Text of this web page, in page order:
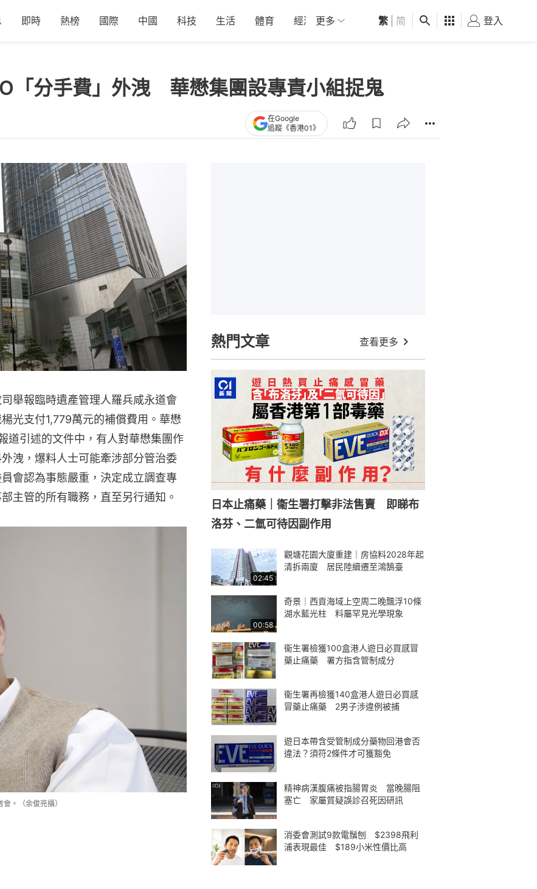
即時 熱榜 國際 中國 科技 生活 體育 經濟 01深圳 觀點 健康 好食玩飛
更多 繁 简 登入
「分手費」外洩 華懋集團設專責小組捉鬼
在Google
追蹤《香港01》
舉報臨時遺產管理人羅兵咸永道會
光支付1,779萬元的補償費用。華懋
道引述的文件中，有人對華懋集團作
洩，爆料人士可能牽涉部分管治委
會認為事態嚴重，決定成立調查專
主管的所有職務，直至另行通知。
。（余俊亮攝）
熱門文章 查看更多
日本止痛藥｜衞生署打擊非法售賣 即睇布
洛芬、二氫可待因副作用
02:45
觀塘花園大廈重建｜房協料2028年起
清拆兩廈 居民陸續遷至鴻鵠臺
00:58
奇景｜西貢海域上空周二晚飄浮10條
湖水藍光柱 料屬罕見光學現象
衞生署檢獲100盒港人遊日必買感冒
藥止痛藥 署方指含管制成分
衞生署再檢獲140盒港人遊日必買感
冒藥止痛藥 2男子涉違例被捕
遊日本帶含受管制成分藥物回港會否
違法？須符2條件才可獲豁免
精神病漢腹痛被指腸胃炎 當晚腸阻
塞亡 家屬質疑誤診召死因研訊
消委會測試9款電鬚刨 $2398飛利
浦表現最佳 $189小米性價比高